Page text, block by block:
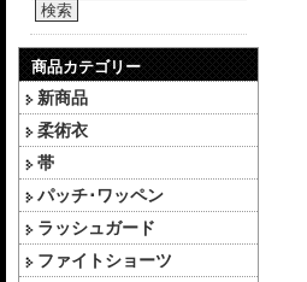
検索
商品カテゴリー
新商品
柔術衣
帯
パッチ･ワッペン
ラッシュガード
ファイトショーツ